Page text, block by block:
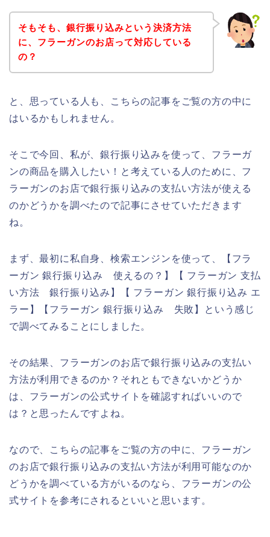
そもそも、銀行振り込みという決済方法
に、フラーガンのお店って対応している
の？
と、思っている人も、こちらの記事をご覧の方の中に
はいるかもしれません。
そこで今回、私が、銀行振り込みを使って、フラーガ
ンの商品を購入したい！と考えている人のために、フ
ラーガンのお店で銀行振り込みの支払い方法が使える
のかどうかを調べたので記事にさせていただきます
ね。
まず、最初に私自身、検索エンジンを使って、【フラ
ーガン 銀行振り込み 使えるの？】【 フラーガン 支払
い方法 銀行振り込み】【 フラーガン 銀行振り込み エ
ラー】【フラーガン 銀行振り込み 失敗】という感じ
で調べてみることにしました。
その結果、フラーガンのお店で銀行振り込みの支払い
方法が利用できるのか？それともできないかどうか
は、フラーガンの公式サイトを確認すればいいので
は？と思ったんですよね。
なので、こちらの記事をご覧の方の中に、フラーガン
のお店で銀行振り込みの支払い方法が利用可能なのか
どうかを調べている方がいるのなら、フラーガンの公
式サイトを参考にされるといいと思います。